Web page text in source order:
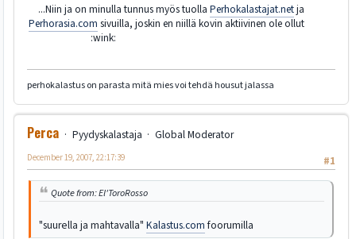
...Niin ja on minulla tunnus myös tuolla Perhokalastajat.netja
Perhorasia.com sivuilla, joskin en niillä kovin aktiivinen ole ollut
:wink:
perhokalastus on parasta mitä mies voi tehdä housut jalassa
Perca Pyydyskalastaja
Global Moderator
#1
December 19, 2007, 22:17:39
Quote from: El'ToroRosso
"suurella ja mahtavalla" Kalastus.comfoorumilla